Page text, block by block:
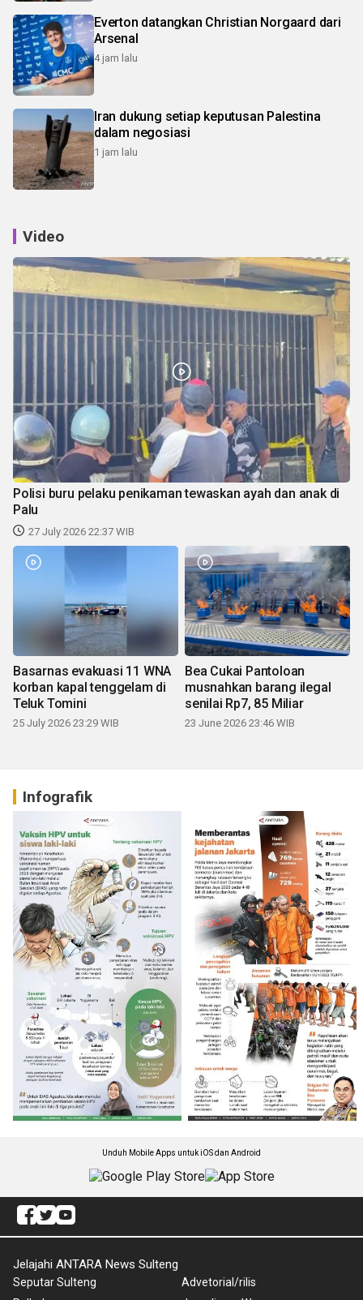
Everton datangkan Christian Norgaard dari
Arsenal
4 jam lalu
Iran dukung setiap keputusan Palestina
dalam negosiasi
1 jam lalu
Video
Polisi buru pelaku penikaman tewaskan ayah dan anak di
Palu
27 July 2026 22:37 WIB
Basarnas evakuasi 11 WNA
korban kapal tenggelam di
Teluk Tomini
25 July 2026 23:29 WIB
Bea Cukai Pantoloan
musnahkan barang ilegal
senilai Rp7, 85 Miliar
23 June 2026 23:46 WIB
Infografik
Unduh Mobile Apps untuk iOS dan Android
Jelajahi ANTARA News Sulteng
Seputar Sulteng
Advetorial/rilis